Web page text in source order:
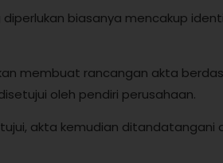
biasanya mencakup
membuat rancangan akta
oleh pendiri perusahaan.
akta kemudian ditandatangani